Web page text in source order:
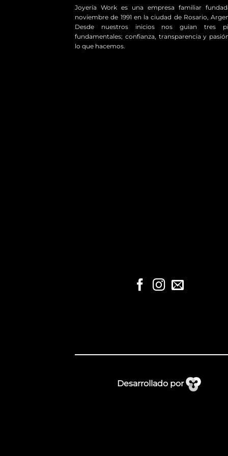
Joyería Work es una empresa familiar
noviembre de 1991 en la ciudad de Rosario,
Desde nuestros inicios nos guian tres
fundamentales; confianza, transparencia y
lo que hacemos.
Desarrollado por